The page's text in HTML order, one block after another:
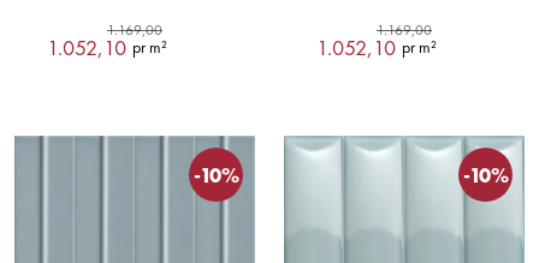
1.169,00
1.052,10 pr m²
1.169,00
1.052,10 pr m²
-10% -10%